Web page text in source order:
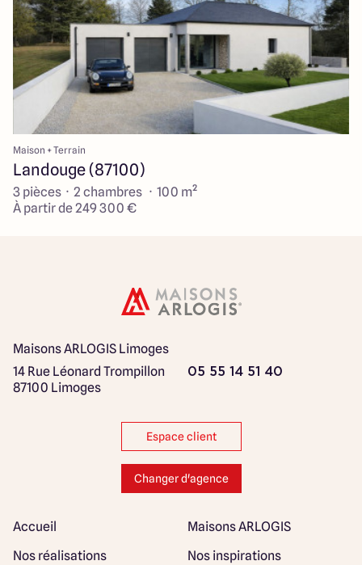
Maison + Terrain
Landouge (87100)
3 pièces · 2 chambres · 100 m²
À partir de 249 300 €
Maisons ARLOGIS Limoges
14 Rue Léonard Trompillon
87100 Limoges
05 55 14 51 40
Espace client
Changer d'agence
Accueil
Maisons ARLOGIS
Nos réalisations
Nos inspirations